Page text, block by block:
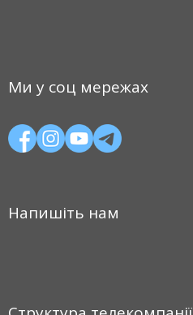
Ми у соц мережах
Напишіть нам